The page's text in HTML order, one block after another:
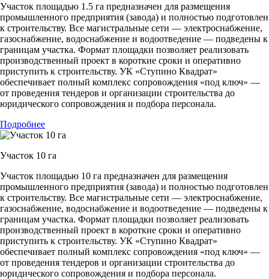
Участок площадью 1.5 га предназначен для размещения
промышленного предприятия (завода) и полностью подготовлен
к строительству. Все магистральные сети — электроснабжение,
газоснабжение, водоснабжение и водоотведение — подведены к
границам участка. Формат площадки позволяет реализовать
производственный проект в короткие сроки и оперативно
приступить к строительству. УК «Ступино Квадрат»
обеспечивает полный комплекс сопровождения «под ключ» —
от проведения тендеров и организации строительства до
юридического сопровождения и подбора персонала.
Подробнее
Участок 10 га
Участок площадью 10 га предназначен для размещения
промышленного предприятия (завода) и полностью подготовлен
к строительству. Все магистральные сети — электроснабжение,
газоснабжение, водоснабжение и водоотведение — подведены к
границам участка. Формат площадки позволяет реализовать
производственный проект в короткие сроки и оперативно
приступить к строительству. УК «Ступино Квадрат»
обеспечивает полный комплекс сопровождения «под ключ» —
от проведения тендеров и организации строительства до
юридического сопровождения и подбора персонала.